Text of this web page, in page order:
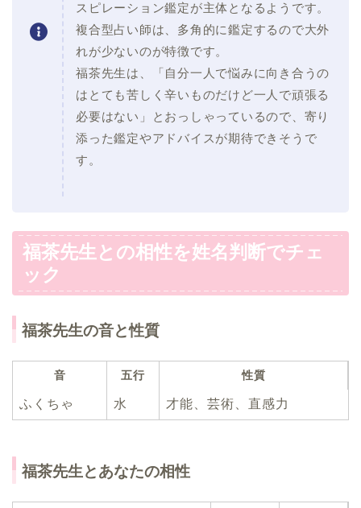
スピレーション鑑定が主体となるようです。
複合型占い師は、多角的に鑑定するので大外
れが少ないのが特徴です。
福茶先生は、「自分一人で悩みに向き合うの
はとても苦しく辛いものだけど一人で頑張る
必要はない」とおっしゃっているので、寄り
添った鑑定やアドバイスが期待できそうで
す。
福茶先生との相性を姓名判断でチェ
ック
福茶先生の音と性質
音 五行 性質
ふくちゃ 水 才能、芸術、直感力
福茶先生とあなたの相性